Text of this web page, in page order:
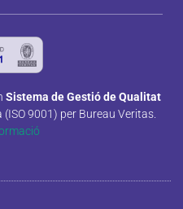
Sistema de Gestió de Qualitat
9001) per Bureau Veritas.